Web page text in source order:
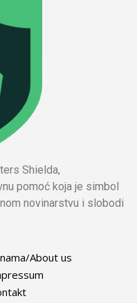
Shielda,
pomoć koja je simbol
novinarstvu i slobodi
About us